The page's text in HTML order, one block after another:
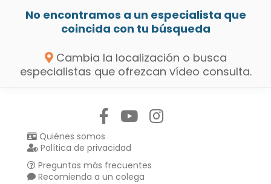
No encontramos a un especialista que
coincida con tu búsqueda
Cambia la localización o busca
especialistas que ofrezcan vídeo consulta.
Quiénes somos
Política de privacidad
Preguntas más frecuentes
Recomienda a un colega